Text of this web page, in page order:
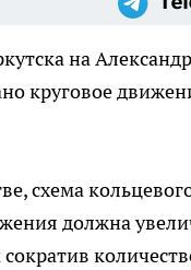
на
круговое
схема
должна